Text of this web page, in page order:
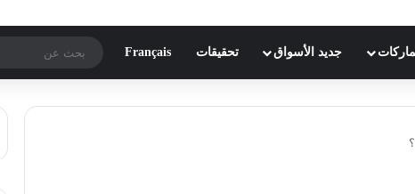
جديد الأسواق تحقيقات Français